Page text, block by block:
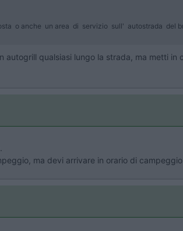
o anche un area di servizio sull' autostrada del
qualsiasi lungo la strada, ma metti
ma devi arrivare in orario di campeggio.